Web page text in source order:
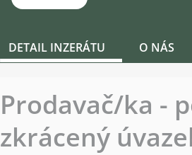
DETAIL INZERÁTU O NÁS
Prodavač/ka -
zkrácený